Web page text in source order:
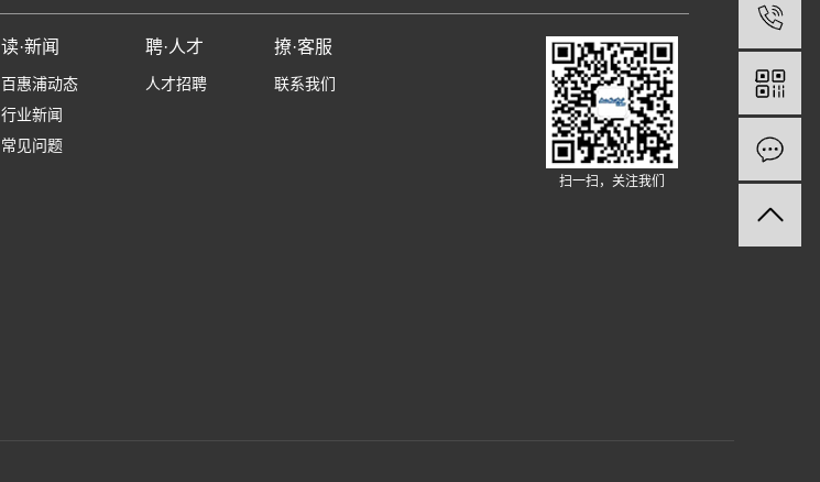
读·新闻
百惠浦动态
行业新闻
常见问题
聘·人才
人才招聘
撩·客服
联系我们
扫一扫，关注我们